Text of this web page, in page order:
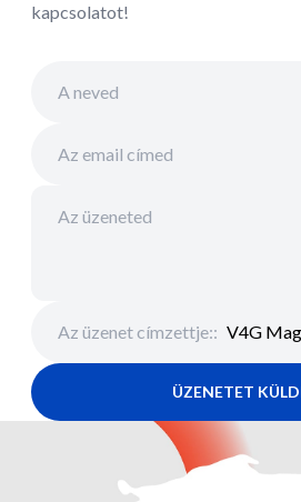
kapcsolatot!
Az üzenet címzettje::
ÜZENETET